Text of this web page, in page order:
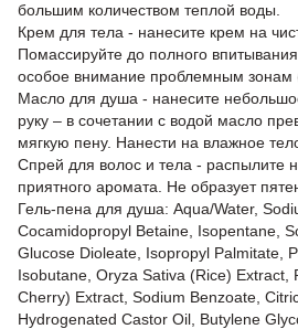
большим количеством теплой воды.
Крем для тела - нанесите крем на
Помассируйте до полного
особое внимание проблемным зонам
Масло для душа - нанесите
руку – в сочетании с водой масло
мягкую пену. Нанести на влажное
Спрей для волос и тела - распылите
приятного аромата. Не образует
Гель-пена для душа: Aqua/Water,
Cocamidopropyl Betaine, Isopentane,
Glucose Dioleate, Isopropyl Palmitate,
Isobutane, Oryza Sativa (Rice) Extract,
Cherry) Extract, Sodium Benzoate,
Hydrogenated Castor Oil, Butylene